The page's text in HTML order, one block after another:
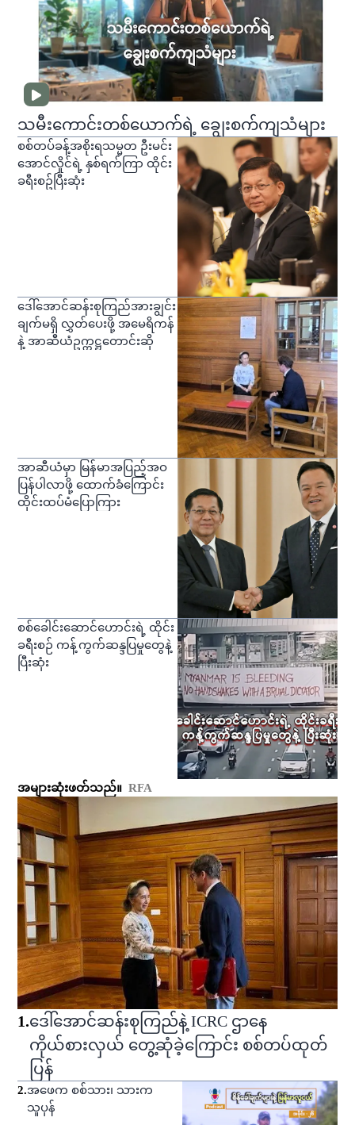
သမီးကောင်းတစ်ယောက်ရဲ့ ချွေးစက်ကျသံများ
စစ်တပ်ခန့်အစိုးရသမ္မတ ဦးမင်း
အောင်လှိုင်ရဲ့ နှစ်ရက်ကြာ ထိုင်း
ခရီးစဥ်ပြီးဆုံး
ဒေါ်အောင်ဆန်းစုကြည်အားချွင်း
ချက်မရှိ လွှတ်ပေးဖို့ အမေရိကန်
နဲ့ အာဆီယံဥက္ကဋ္ဌတောင်းဆို
အာဆီယံမှာ မြန်မာအပြည့်အဝ
ပြန်ပါလာဖို့ ထောက်ခံကြောင်း
ထိုင်းထပ်မံပြောကြား
စစ်ခေါင်းဆောင်ဟောင်းရဲ့ ထိုင်း
ခရီးစဉ် ကန့်ကွက်ဆန္ဒပြမှုတွေနဲ့
ပြီးဆုံး
အများဆုံးဖတ်သည်။ RFA
1.ဒေါ်အောင်ဆန်းစုကြည်နဲ့ ICRC ဌာနေ
ကိုယ်စားလှယ် တွေ့ဆုံခဲ့ကြောင်း စစ်တပ်ထုတ်
ပြန်
2.အဖေက စစ်သား၊ သားက
သူပုန်